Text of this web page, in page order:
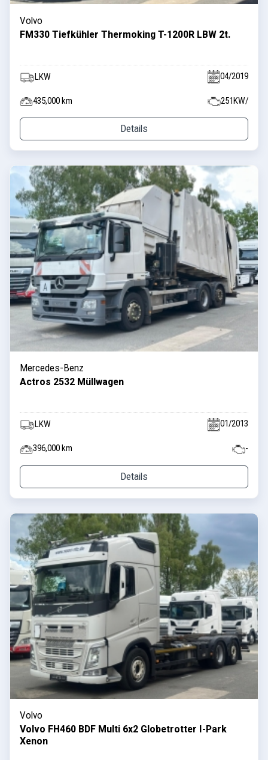
Volvo
FM330 Tiefkühler Thermoking T-1200R LBW 2t.
LKW 04/2019
435,000 km 251KW/
Details
Mercedes-Benz
Actros 2532 Müllwagen
LKW 01/2013
396,000 km -
Details
Volvo
Volvo FH460 BDF Multi 6x2 Globetrotter I-Park
Xenon